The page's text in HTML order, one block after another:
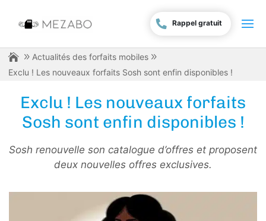
Rappel gratuit
Actualités des forfaits mobiles
Exclu ! Les nouveaux forfaits Sosh sont enfin disponibles !
Exclu ! Les nouveaux forfaits
Sosh sont enfin disponibles !
Sosh renouvelle son catalogue d’offres et proposent
deux nouvelles offres exclusives.